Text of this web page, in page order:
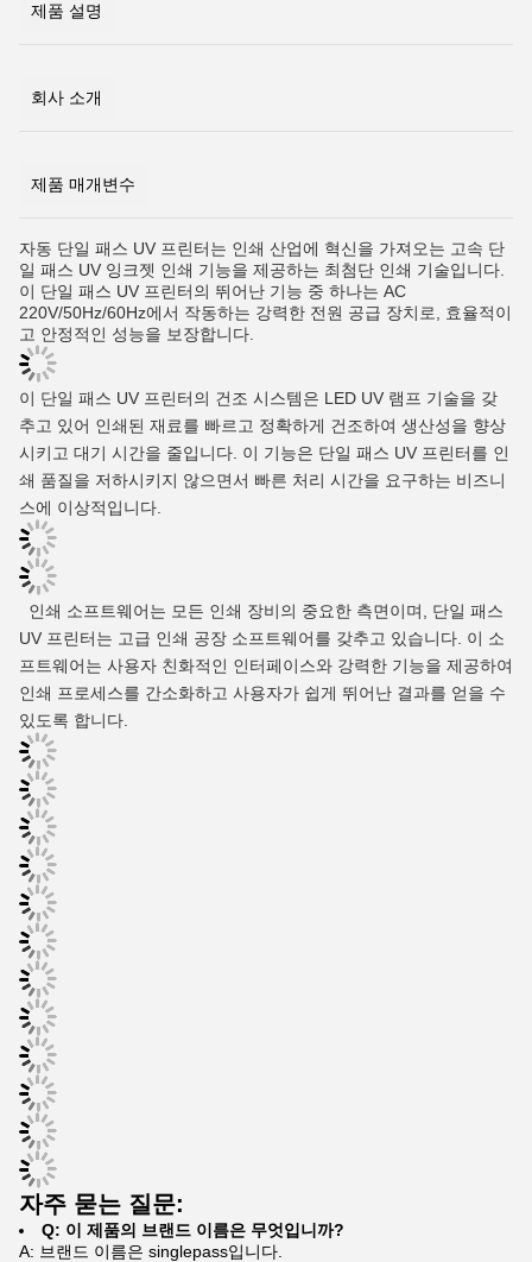
제품 설명
회사 소개
제품 매개변수
자동 단일 패스 UV 프린터는 인쇄 산업에 혁신을 가져오는 고속 단
일 패스 UV 잉크젯 인쇄 기능을 제공하는 최첨단 인쇄 기술입니다.
이 단일 패스 UV 프린터의 뛰어난 기능 중 하나는 AC
220V/50Hz/60Hz에서 작동하는 강력한 전원 공급 장치로, 효율적이
고 안정적인 성능을 보장합니다.
이 단일 패스 UV 프린터의 건조 시스템은 LED UV 램프 기술을 갖
추고 있어 인쇄된 재료를 빠르고 정확하게 건조하여 생산성을 향상
시키고 대기 시간을 줄입니다. 이 기능은 단일 패스 UV 프린터를 인
쇄 품질을 저하시키지 않으면서 빠른 처리 시간을 요구하는 비즈니
스에 이상적입니다.
인쇄 소프트웨어는 모든 인쇄 장비의 중요한 측면이며, 단일 패스
UV 프린터는 고급 인쇄 공장 소프트웨어를 갖추고 있습니다. 이 소
프트웨어는 사용자 친화적인 인터페이스와 강력한 기능을 제공하여
인쇄 프로세스를 간소화하고 사용자가 쉽게 뛰어난 결과를 얻을 수
있도록 합니다.
자주 묻는 질문:
Q: 이 제품의 브랜드 이름은 무엇입니까?
A: 브랜드 이름은 singlepass입니다.